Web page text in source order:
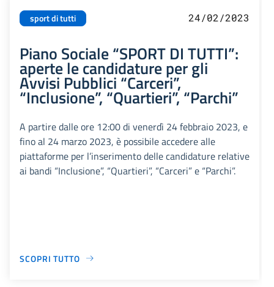
sport di tutti 24/02/2023
Piano Sociale “SPORT DI TUTTI”:
aperte le candidature per gli
Avvisi Pubblici “Carceri”,
“Inclusione”, “Quartieri”, “Parchi”
A partire dalle ore 12:00 di venerdì 24 febbraio 2023, e
fino al 24 marzo 2023, è possibile accedere alle
piattaforme per l’inserimento delle candidature relative
ai bandi “Inclusione”, “Quartieri”, “Carceri” e “Parchi”.
SCOPRI TUTTO